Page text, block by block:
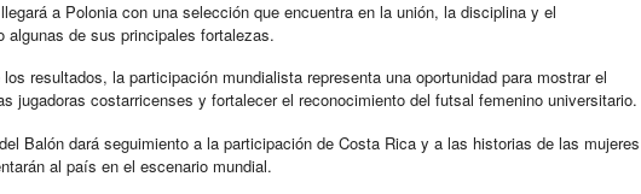
a Polonia con una selección que encuentra en la unión, la disciplina y el
algunas de sus principales fortalezas.
resultados, la participación mundialista representa una oportunidad para mostrar el
jugadoras costarricenses y fortalecer el reconocimiento del futsal femenino universitario.
Balón dará seguimiento a la participación de Costa Rica y a las historias de las mujeres
al país en el escenario mundial.